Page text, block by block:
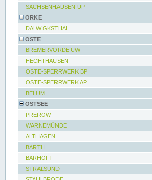
SACHSENHAUSEN UP
ORKE
DALWIGKSTHAL
OSTE
BREMERVÖRDE UW
HECHTHAUSEN
OSTE-SPERRWERK BP
OSTE-SPERRWERK AP
BELUM
OSTSEE
PREROW
WARNEMÜNDE
ALTHAGEN
BARTH
BARHÖFT
STRALSUND